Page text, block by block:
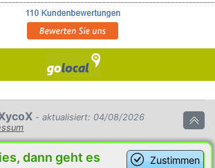
- aktualisiert: 04/08/2026
Zustimmen
dann geht es